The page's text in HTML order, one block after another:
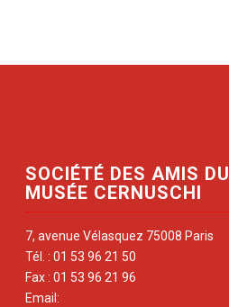
SOCIÉTÉ DES AMIS DU
MUSÉE CERNUSCHI
7, avenue Vélasquez 75008 Paris
Tél. : 01 53 96 21 50
Fax : 01 53 96 21 96
Email: